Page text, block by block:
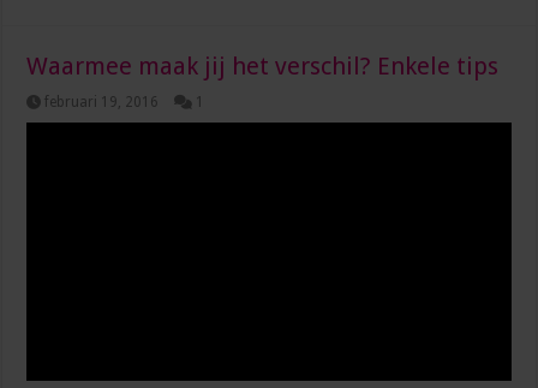
Waarmee maak jij het verschil? Enkele tips
februari 19, 2016